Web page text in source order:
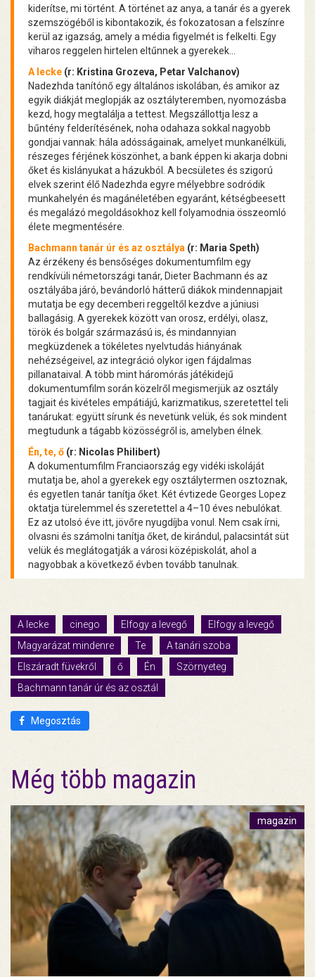
kiderítse, mi történt. A történet az anya, a tanár és a gyerek
szemszögéből is kibontakozik, és fokozatosan a felszínre
kerül az igazság, amely a média figyelmét is felkelti. Egy
viharos reggelen hirtelen eltűnnek a gyerekek…
A lecke (r: Kristina Grozeva, Petar Valchanov)
Nadezhda tanítónő egy általános iskolában, és amikor az
egyik diákját meglopják az osztályteremben, nyomozásba
kezd, hogy megtalálja a tettest. Megszállottja lesz a
bűntény felderítésének, noha odahaza sokkal nagyobb
gondjai vannak: hála adósságainak, amelyet munkanélküli,
részeges férjének köszönhet, a bank éppen ki akarja dobni
őket és kislányukat a házukból. A becsületes és szigorú
elvek szerint élő Nadezhda egyre mélyebbre sodródik
munkahelyén és magánéletében egyaránt, kétségbeesett
és megalázó megoldásokhoz kell folyamodnia összeomló
élete megmentésére.
Bachmann tanár úr és az osztálya (r: Maria Speth)
Az érzékeny és bensőséges dokumentumfilm egy
rendkívüli németországi tanár, Dieter Bachmann és az
osztályába járó, bevándorló hátterű diákok mindennapjait
mutatja be egy decemberi reggeltől kezdve a júniusi
ballagásig. A gyerekek között van orosz, erdélyi, olasz,
török és bolgár származású is, és mindannyian
megküzdenek a tökéletes nyelvtudás hiányának
nehézségeivel, az integráció olykor igen fájdalmas
pillanataival. A több mint háromórás játékidejű
dokumentumfilm során közelről megismerjük az osztály
tagjait és kivételes empátiájú, karizmatikus, szeretettel teli
tanárukat: együtt sírunk és nevetünk velük, és sok mindent
megtudunk a tágabb közösségről is, amelyben élnek.
Én, te, ő (r: Nicolas Philibert)
A dokumentumfilm Franciaország egy vidéki iskoláját
mutatja be, ahol a gyerekek egy osztálytermen osztoznak,
és egyetlen tanár tanítja őket. Két évtizede Georges Lopez
oktatja türelemmel és szeretettel a 4–10 éves nebulókat.
Ez az utolsó éve itt, jövőre nyugdíjba vonul. Nem csak írni,
olvasni és számolni tanítja őket, de kirándul, palacsintát süt
velük és meglátogatják a városi középiskolát, ahol a
nagyobbak a következő évben tovább tanulnak.
A lecke cinego Elfogy a levegő
Elfogy a levegő
Magyarázat mindenre
Te
A tanári szoba
Elszáradt füvekről
ő Én
Szörnyeteg
Bachmann tanár úr és az osztál
Megosztás
Még több magazin
magazin